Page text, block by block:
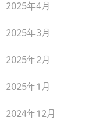
2025年4月
2025年3月
2025年2月
2025年1月
2024年12月